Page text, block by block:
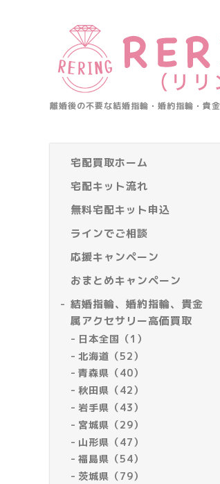
離婚後の不要な結婚指輪・婚約指輪・貴
宅配買取ホーム
宅配キット流れ
無料宅配キット申込
ラインでご相談
応援キャンペーン
おまとめキャンペーン
結婚指輪、婚約指輪、貴金
属アクセサリー高価買取
日本全国（1）
北海道（52）
青森県（40）
秋田県（42）
岩手県（43）
宮城県（29）
山形県（47）
福島県（54）
茨城県（79）